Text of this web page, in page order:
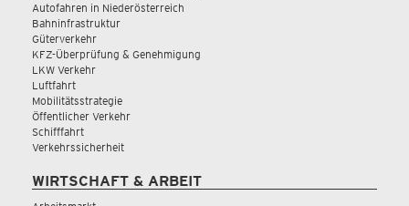
Autofahren in Niederösterreich
Bahninfrastruktur
Güterverkehr
KFZ-Überprüfung & Genehmigung
LKW Verkehr
Luftfahrt
Mobilitätsstrategie
Öffentlicher Verkehr
Schifffahrt
Verkehrssicherheit
WIRTSCHAFT & ARBEIT